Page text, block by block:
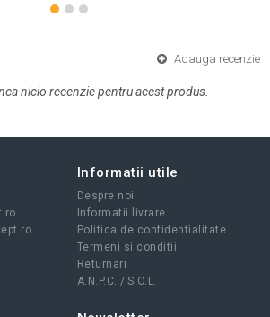
Adauga recenzie
nicio recenzie pentru acest produs.
Informatii utile
Despre noi
Informatii livrare
Politica de confidentialitate
Termeni si conditii
Returnari
A.N.P.C. / S.O.L.